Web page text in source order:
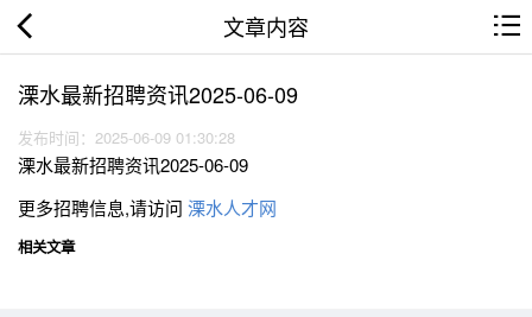
文章内容
溧水最新招聘资讯2025-06-09
发布时间：2025-06-09 01:30:28
溧水最新招聘资讯2025-06-09
更多招聘信息,请访问 溧水人才网
相关文章